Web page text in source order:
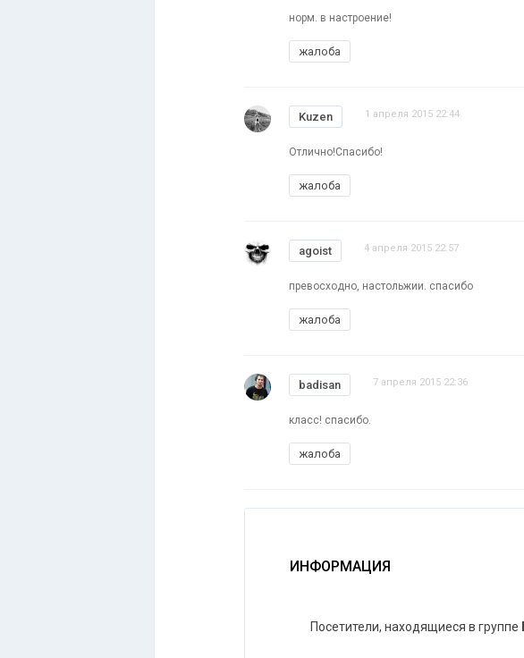
норм. в настроение!
жалоба
Kuzen 1 апреля 2015 22:44
Отлично!Спасибо!
жалоба
agoist 4 апреля 2015 22:57
превосходно, настольжии. спасибо
жалоба
badisan 7 апреля 2015 22:36
класс! спасибо.
жалоба
ИНФОРМАЦИЯ
Посетители, находящиеся в группе